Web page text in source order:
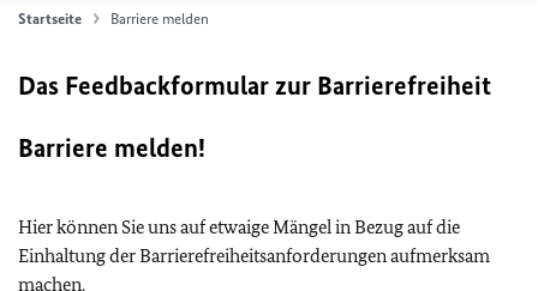
Startseite Barriere melden
Das Feedbackformular zur Barrierefreiheit
Barriere melden!
Hier können Sie uns auf etwaige Mängel in Bezug auf die
Einhaltung der Barrierefreiheitsanforderungen aufmerksam
machen.